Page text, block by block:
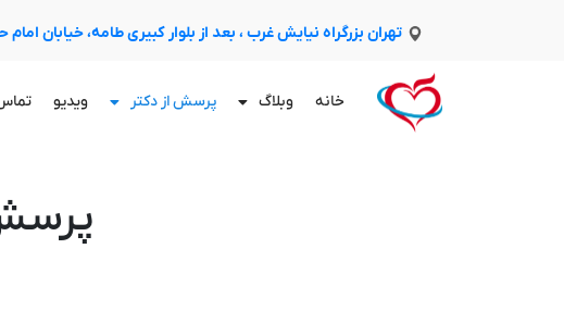
تهران بزرگراه نیایش غرب ، بعد از بلوار کبیری طامه، خیابان
خانه وبلاگ پرسش از دکتر ویدیو